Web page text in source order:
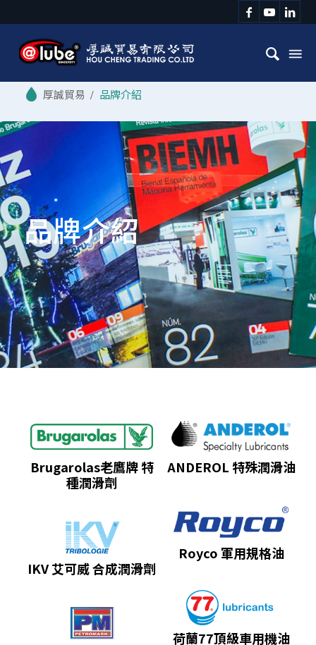
/ 品牌介紹
品牌介紹
Brugarolas老鷹牌 特
種潤滑劑
ANDEROL 特殊潤滑油
Royco 軍用規格油
IKV 艾可威 合成潤滑劑
荷蘭77頂級車用機油